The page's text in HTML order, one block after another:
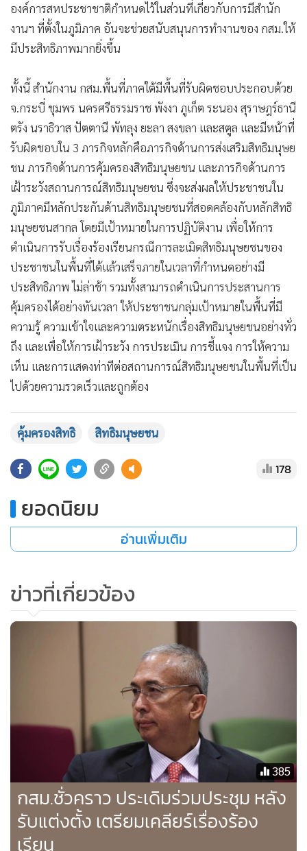
• Gotomanager
องค์การสหประชาชาติกำหนดไว้ในส่วนที่เกี่ยวกับการมีสำนัก
งานฯ ที่ตั้งในภูมิภาค อันจะช่วยสนับสนุนการทำงานของ กสม.ให้
มีประสิทธิภาพมากยิ่งขึ้น
ทั้งนี้ สำนักงาน กสม.พื้นที่ภาคใต้มีพื้นที่รับผิดชอบประกอบด้วย
จ.กระบี่ ชุมพร นครศรีธรรมราช พังงา ภูเก็ต ระนอง สุราษฎร์ธานี
ตรัง นราธิวาส ปัตตานี พัทลุง ยะลา สงขลา และสตูล และมีหน้าที่
รับผิดชอบใน 3 ภารกิจหลักคือภารกิจด้านการส่งเสริมสิทธิมนุษย
ชน ภารกิจด้านการคุ้มครองสิทธิมนุษยชน และภารกิจด้านการ
เฝ้าระวังสถานการณ์สิทธิมนุษยชน ซึ่งจะส่งผลให้ประชาชนใน
ภูมิภาคมีหลักประกันด้านสิทธิมนุษยชนที่สอดคล้องกับหลักสิทธิ
มนุษยชนสากล โดยมีเป้าหมายในการปฏิบัติงาน เพื่อให้การ
ดำเนินการรับเรื่องร้องเรียนกรณีการละเมิดสิทธิมนุษยชนของ
ประชาชนในพื้นที่ได้แล้วเสร็จภายในเวลาที่กำหนดอย่างมี
ประสิทธิภาพ ไม่ล่าช้า รวมทั้งสามารถดำเนินการประสานการ
คุ้มครองได้อย่างทันเวลา ให้ประชาชนกลุ่มเป้าหมายในพื้นที่มี
ความรู้ ความเข้าใจและความตระหนักเรื่องสิทธิมนุษยชนอย่างทั่ว
ถึง และเพื่อให้การเฝ้าระวัง การประเมิน การชี้แจง การให้ความ
เห็น และการแสดงท่าทีต่อสถานการณ์สิทธิมนุษยชนในพื้นที่เป็น
ไปด้วยความรวดเร็วและถูกต้อง
คุ้มครองสิทธิ สิทธิมนุษยชน
178
ยอดนิยม
อ่านเพิ่มเติม
ข่าวที่เกี่ยวข้อง
385
กสม.ชั่วคราว ประเดิมร่วมประชุม หลัง
รับแต่งตั้ง เตรียมเคลียร์เรื่องร้อง
เรียน